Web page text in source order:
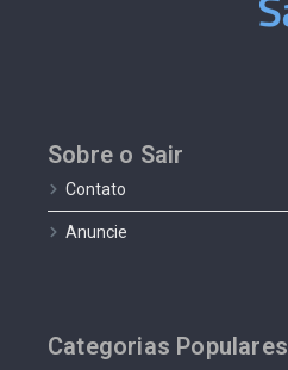
Sobre o Sair
Contato
Anuncie
Categorias Populares